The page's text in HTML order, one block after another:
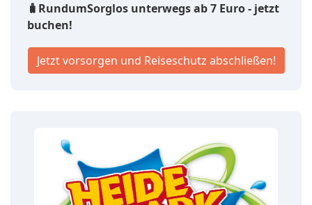
🧳RundumSorglos unterwegs ab 7 Euro - jetzt
buchen!
Jetzt vorsorgen und Reiseschutz abschließen!